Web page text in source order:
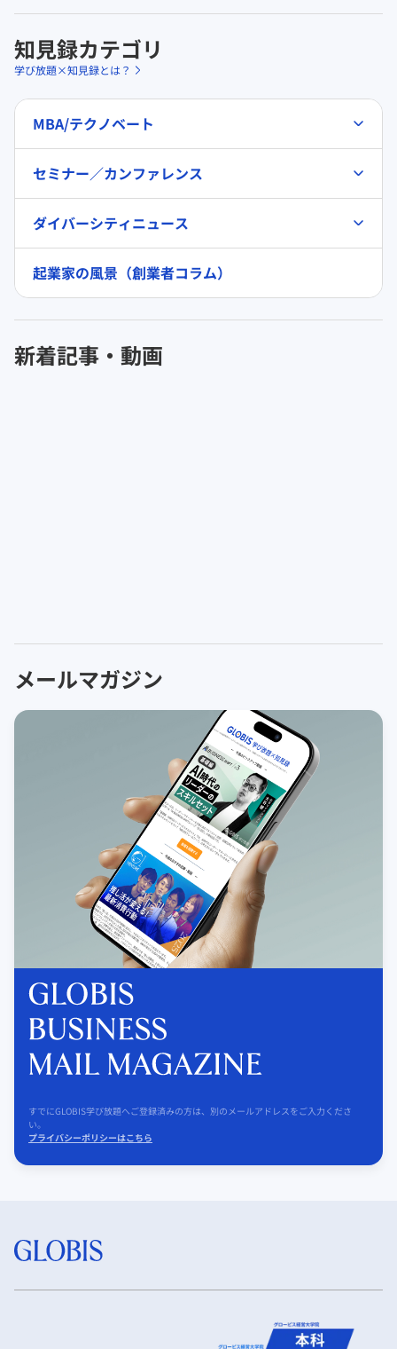
知見録カテゴリ
学び放題×知見録とは？
MBA/テクノベート
セミナー／カンファレンス
ダイバーシティニュース
起業家の風景（創業者コラム）
新着記事・動画
メールマガジン
すでにGLOBIS学び放題へご登録済みの方は、別のメールアドレスをご入力くださ
い。
プライバシーポリシーはこちら